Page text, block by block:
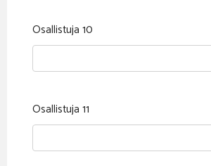
Osallistuja 10
Osallistuja 11